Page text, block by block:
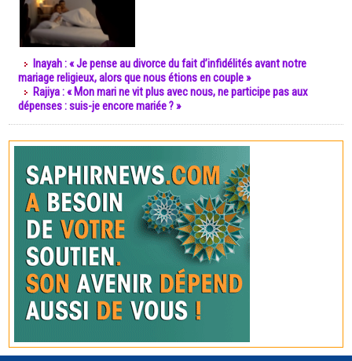
Inayah : « Je pense au divorce du fait d’infidélités avant notre
mariage religieux, alors que nous étions en couple »
Rajiya : « Mon mari ne vit plus avec nous, ne participe pas aux
dépenses : suis-je encore mariée ? »